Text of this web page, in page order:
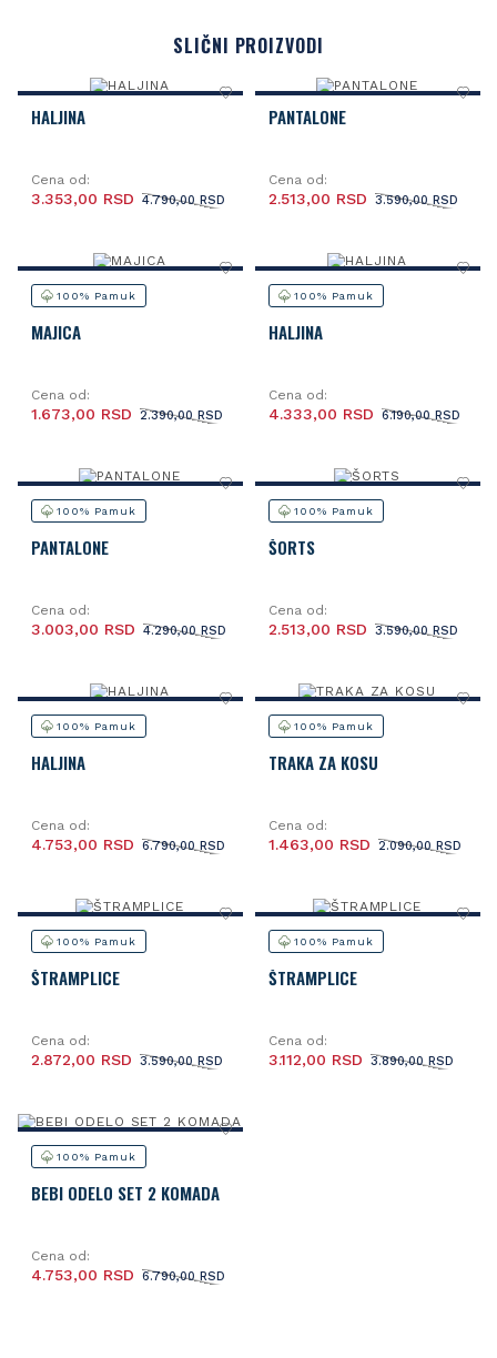
SLIČNI PROIZVODI
HALJINA
Cena od:
4.790,00 RSD
3.353,00 RSD
PANTALONE
Cena od:
3.590,00 RSD
2.513,00 RSD
100% Pamuk
MAJICA
Cena od:
2.390,00 RSD
1.673,00 RSD
100% Pamuk
HALJINA
Cena od:
6.190,00 RSD
4.333,00 RSD
100% Pamuk
PANTALONE
Cena od:
4.290,00 RSD
3.003,00 RSD
100% Pamuk
ŠORTS
Cena od:
3.590,00 RSD
2.513,00 RSD
100% Pamuk
HALJINA
Cena od:
6.790,00 RSD
4.753,00 RSD
100% Pamuk
TRAKA ZA KOSU
Cena od:
2.090,00 RSD
1.463,00 RSD
100% Pamuk
ŠTRAMPLICE
Cena od:
3.590,00 RSD
2.872,00 RSD
100% Pamuk
ŠTRAMPLICE
Cena od:
3.890,00 RSD
3.112,00 RSD
100% Pamuk
BEBI ODELO SET 2 KOMADA
Cena od:
6.790,00 RSD
4.753,00 RSD